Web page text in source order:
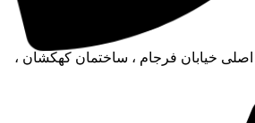
اصلی خیابان فرجام ، ساختمان کهکشان ،